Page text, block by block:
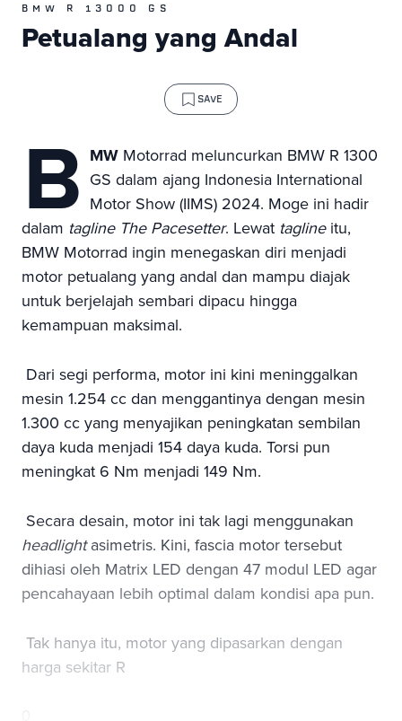
BMW R 13000 GS
Petualang yang Andal
SAVE
B MW Motorrad meluncurkan BMW R 1300
GS dalam ajang Indonesia International
Motor Show (IIMS) 2024. Moge ini hadir
dalam tagline The Pacesetter. Lewat taglineitu,
BMW Motorrad ingin menegaskan diri menjadi
motor petualang yang andal dan mampu diajak
untuk berjelajah sembari dipacu hingga
kemampuan maksimal.
Dari segi performa, motor ini kini meninggalkan
mesin 1.254 cc dan menggantinya dengan mesin
1.300 cc yang menyajikan peningkatan sembilan
daya kuda menjadi 154 daya kuda. Torsi pun
meningkat 6 Nm menjadi 149 Nm.
Secara desain, motor ini tak lagi menggunakan
headlightasimetris. Kini, fascia motor tersebut
dihiasi oleh Matrix LED dengan 47 modul LED agar
pencahayaan lebih optimal dalam kondisi apa pun.
Tak hanya itu, motor yang dipasarkan dengan
harga sekitar R